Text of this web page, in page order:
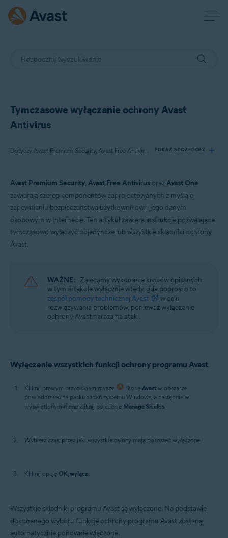
Tymczasowe wyłączanie ochrony Avast
Antivirus
Dotyczy Avast Premium Security, Avast Free Antivirus, Avast One POKAŻ SZCZEGÓŁY
Avast Free Antivirus
Avast One
Systemy operacyjne:
Avast Premium Security, Avast Free Antivirus orazAvast One
zawierają szereg komponentów zaprojektowanych z myślą o
zapewnieniu bezpieczeństwa użytkownikowi i jego danym
osobowym w Internecie. Ten artykuł zawiera instrukcje pozwalające
tymczasowo wyłączyć pojedyncze lub wszystkie składniki ochrony
Avast.
WAŻNE: Zalecamy wykonanie kroków opisanych
w tym artykule wyłącznie wtedy, gdy poprosi o to
zespół pomocy technicznej Avast
w celu
rozwiązywania problemów, ponieważ wyłączenie
ochrony Avast naraża na ataki.
Wyłączenie wszystkich funkcji ochrony programu Avast
Kliknij prawym przyciskiem myszy ikonęAvast w obszarze
powiadomień na pasku zadań systemu Windows, a następnie w
wyświetlonym menu kliknij polecenie Manage Shields.
Wybierz czas, przez jaki wszystkie osłony mają pozostać wyłączone.
Kliknij opcję OK, wyłącz.
Wszystkie składniki programu Avast są wyłączone. Na podstawie
dokonanego wyboru funkcje ochrony programu Avast zostaną
automatycznie ponownie włączone.